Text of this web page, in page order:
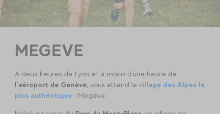
MEGEVE
A deux heures de Lyon et à moins d'une heure de
l’aéroport de Genève, vous attend le village des Alpes le
plus authentique : Megève.